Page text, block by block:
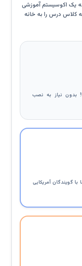
یک اکوسیستم آموزشی
درس را به خانه
بدون نیاز به نصب
گویندگان آمریکایی